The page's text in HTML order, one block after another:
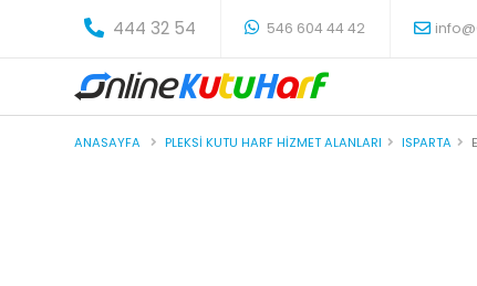
444 32 54 546 604 44 42
ANASAYFA PLEKSI KUTU HARF HIZMET ALANLARI ISPARTA